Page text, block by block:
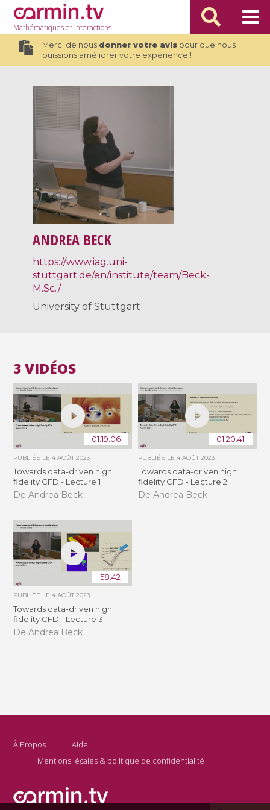
Mathématiqueset Interactions
Merci de nous donner votre avispour que nous
puissions améliorer votre expérience !
ANDREA BECK
https://www.iag.uni-
stuttgart.de/en/institute/team/Beck-
M.Sc./
University of Stuttgart
3 VIDÉOS
01:19:06
PUBLIÉE LE4 AOÛT 2023
Towards data-driven high
fidelity CFD - Lecture 1
De Andrea Beck
01:20:41
PUBLIÉE LE 4 AOÛT 2023
Towards data-driven high
fidelity CFD - Lecture 2
De Andrea Beck
58:42
PUBLIÉE LE4 AOÛT 2023
Towards data-driven high
fidelity CFD - Lecture 3
De Andrea Beck
À Propos
Aide
Mentions légales & politique de confidentialité